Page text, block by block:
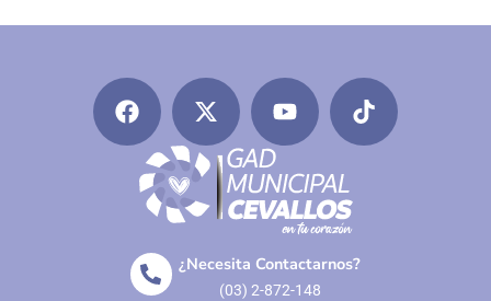
¿Necesita Contactarnos?
(03) 2-872-148